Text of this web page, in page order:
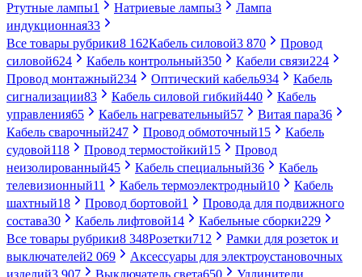
Ртутные лампы1 Натриевые лампы3
Лампа
индукционная33
Все товары рубрики8 162Кабель силовой3 870
Провод
силовой624 Кабель контрольный350 Кабели связи224
Провод монтажный234 Оптический кабель934
Кабель
сигнализации83 Кабель силовой гибкий440
Кабель
управления65 Кабель нагревательный57 Витая пара36
Кабель сварочный247 Провод обмоточный15
Кабель
судовой118 Провод термостойкий15
Провод
неизолированный45 Кабель специальный36
Кабель
телевизионный11 Кабель термоэлектродный10
Кабель
шахтный18 Провод бортовой1
Провода для подвижного
состава30 Кабель лифтовой14 Кабельные сборки229
Все товары рубрики8 348Розетки712
Рамки для розеток и
выключателей2 069
Аксессуары для электроустановочных
изделий3 907 Выключатель света650
Удлинители